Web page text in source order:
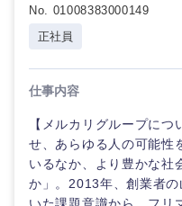
タント
専門職
技術職
（IT）、
Webサー
ビス・制
作、ゲー
技術職（モノづくり
金融専門職
メディカル
IT・通信
WEBサービス
完全週休2日制
No. 01008383000149
正社員
仕事内容
【メルカリグループに
せ、あらゆる人の可能性
いるなか、より豊かな社
か」。2013年、創業者